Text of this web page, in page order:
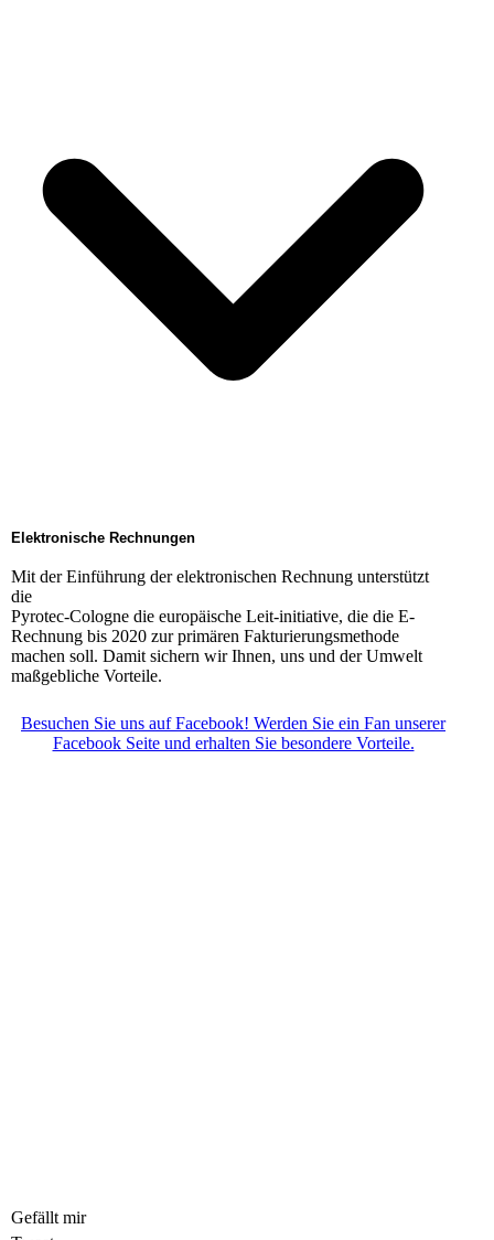
Elektronische Rechnungen
Mit der Einführung der elektronischen Rechnung unterstützt
die
Pyrotec-Cologne die europäische Leit-initiative, die die E-
Rechnung bis 2020 zur primären Fakturierungsmethode
machen soll. Damit sichern wir Ihnen, uns und der Umwelt
maßgebliche Vorteile.
Besuchen Sie uns auf Facebook! Werden Sie ein Fan unserer
Facebook Seite und erhalten Sie besondere Vorteile.
Gefällt mir